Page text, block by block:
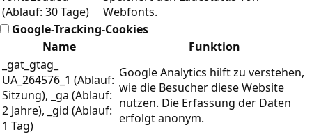
(Ablauf: 30 Tage)
Webfonts.
Google-Tracking-Cookies
Name
Funktion
_gat_gtag_
UA_264576_1 (Ablauf:
Sitzung), _ga (Ablauf:
2 Jahre), _gid (Ablauf:
1 Tag)
Google Analytics hilft zu verstehen,
wie die Besucher diese Website
nutzen. Die Erfassung der Daten
erfolgt anonym.